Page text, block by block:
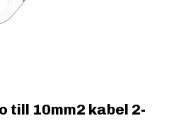
till 10mm2 kabel 2-